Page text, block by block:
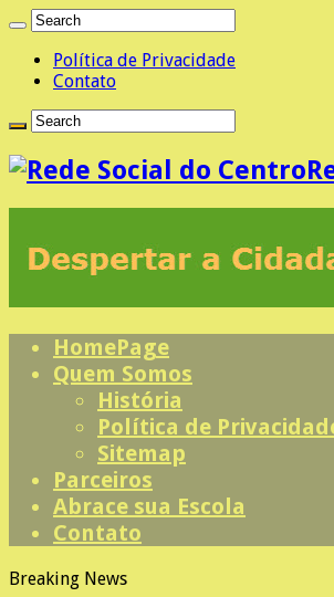
Política de Privacidade
Contato
HomePage
Quem Somos
História
Política de
Sitemap
Parceiros
Abrace sua Escola
Contato
Breaking News